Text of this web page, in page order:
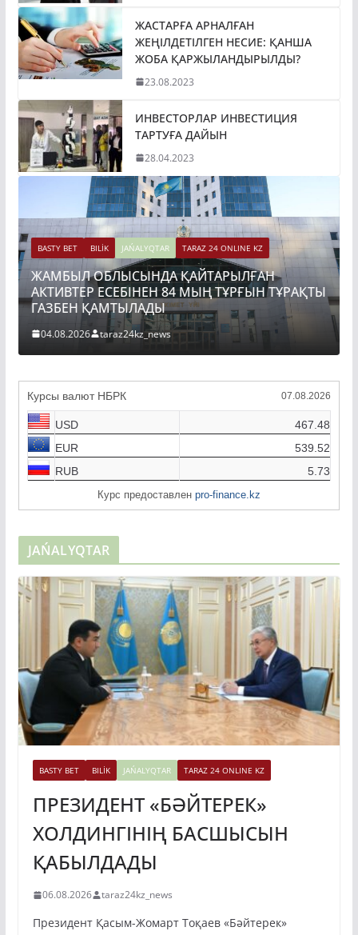
ЖАСТАРҒА АРНАЛҒАН
ЖЕҢІЛДЕТІЛГЕН НЕСИЕ: ҚАНША
ЖОБА ҚАРЖЫЛАНДЫРЫЛДЫ?
23.08.2023
ИНВЕСТОРЛАР ИНВЕСТИЦИЯ
ТАРТУҒА ДАЙЫН
28.04.2023
BILİK JAŃALYQTAR TARAZ 24 ONLINE KZ
ОБЛЫСЫНДА ҚАЙТАРЫЛҒАН
ЕСЕБІНЕН 84 МЫҢ ТҰРҒЫН ТҰРАҚТЫ
ҚАМТЫЛАДЫ
taraz24kz_news
ТОҚАЕВ
Курсы валют НБРК
USD
467.48
EUR
539.52
RUB
5.73
JAŃALYQTAR
BASTY BET BILİK JAŃALYQTAR TARAZ 24 ONLINE KZ
ПРЕЗИДЕНТ «БӘЙТЕРЕК»
ХОЛДИНГІНІҢ БАСШЫСЫН
ҚАБЫЛДАДЫ